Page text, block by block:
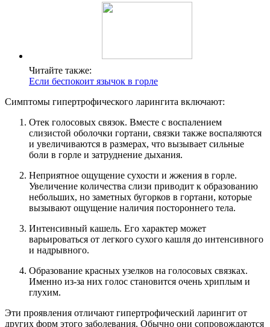
Читайте также:
Если беспокоит язычок в горле
Симптомы гипертрофического ларингита включают:
Отек голосовых связок. Вместе с воспалением
слизистой оболочки гортани, связки также воспаляются
и увеличиваются в размерах, что вызывает сильные
боли в горле и затруднение дыхания.
Неприятное ощущение сухости и жжения в горле.
Увеличение количества слизи приводит к образованию
небольших, но заметных бугорков в гортани, которые
вызывают ощущение наличия постороннего тела.
Интенсивный кашель. Его характер может
варьироваться от легкого сухого кашля до интенсивного
и надрывного.
Образование красных узелков на голосовых связках.
Именно из-за них голос становится очень хриплым и
глухим.
Эти проявления отличают гипертрофический ларингит от
других форм этого заболевания. Обычно они сопровождаются